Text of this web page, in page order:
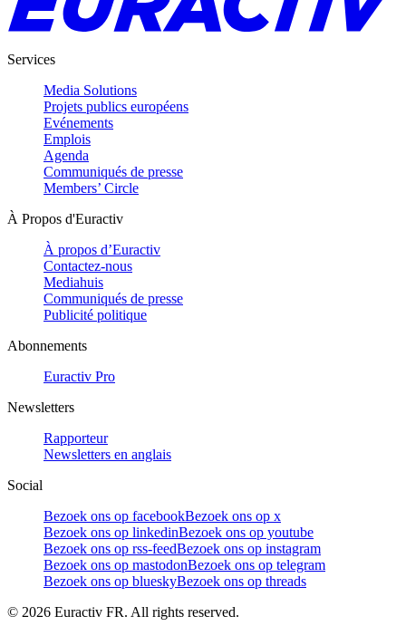
Services
Media Solutions
Projets publics européens
Evénements
Emplois
Agenda
Communiqués de presse
Members’ Circle
À Propos d'Euractiv
À propos d’Euractiv
Contactez-nous
Mediahuis
Communiqués de presse
Publicité politique
Abonnements
Euractiv Pro
Newsletters
Rapporteur
Newsletters en anglais
Social
Bezoek ons op facebookBezoek ons op x
Bezoek ons op linkedinBezoek ons op youtube
Bezoek ons op rss-feedBezoek ons op instagram
Bezoek ons op mastodonBezoek ons op telegram
Bezoek ons op blueskyBezoek ons op threads
© 2026 Euractiv FR. All rights reserved.